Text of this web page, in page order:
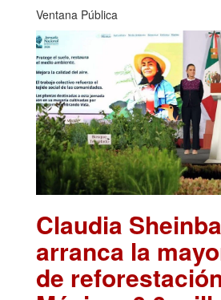
Ventana Pública
Claudia
arranca la
de